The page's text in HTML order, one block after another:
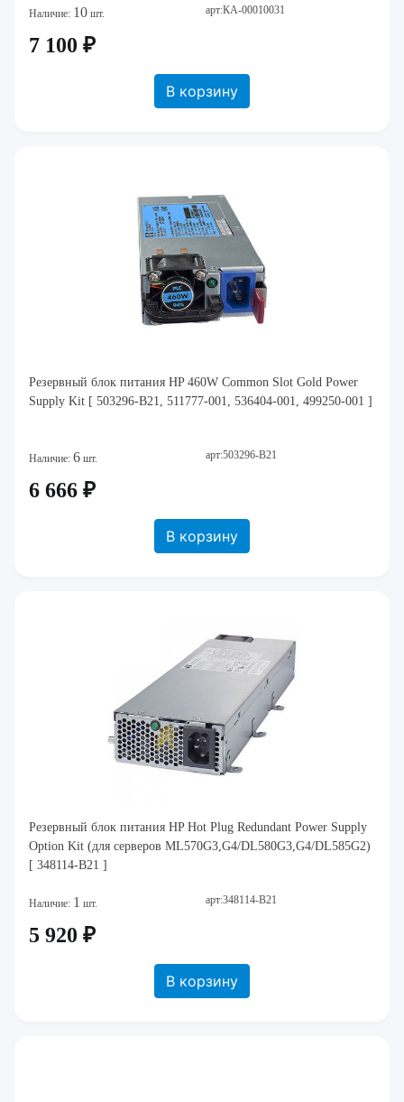
Наличие: 10 шт. арт:КА-00010031
7 100 ₽
В корзину
Резервный блок питания HP 460W Common Slot Gold Power
Supply Kit [ 503296-B21, 511777-001, 536404-001, 499250-001 ]
Наличие: 6 шт. арт:503296-B21
6 666 ₽
В корзину
Резервный блок питания HP Hot Plug Redundant Power Supply
Option Kit (для серверов ML570G3,G4/DL580G3,G4/DL585G2)
[ 348114-B21 ]
Наличие: 1 шт. арт:348114-B21
5 920 ₽
В корзину